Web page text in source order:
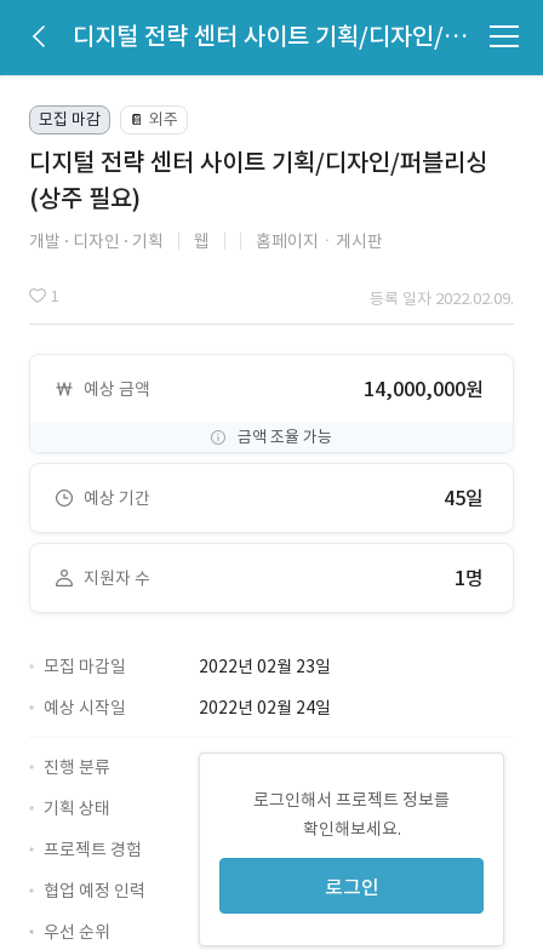
디지털 전략 센터 사이트 기획/디자인/퍼블리싱(상주 필요)
모집 마감 📔 외주
디지털 전략 센터 사이트 기획/디자인/퍼블리싱
(상주 필요)
개발 디자인 기획 웹 홈페이지ㆍ게시판
1 등록 일자 2022.02.09.
예상 금액 14,000,000원
금액 조율 가능
예상 기간 45일
지원자 수 1명
모집 마감일
2022년 02월 23일
예상 시작일
2022년 02월 24일
로그인해서 프로젝트 정보를
확인해보세요.
로그인
진행 분류
기획 상태
프로젝트 경험
협업 예정 인력
우선 순위